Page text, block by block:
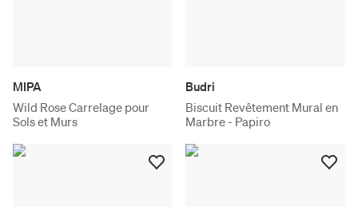
MIPA
Wild Rose Carrelage pour
Sols et Murs
Budri
Biscuit Revêtement Mural en
Marbre - Papiro